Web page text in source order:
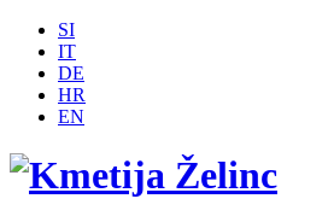
SI
IT
DE
HR
EN